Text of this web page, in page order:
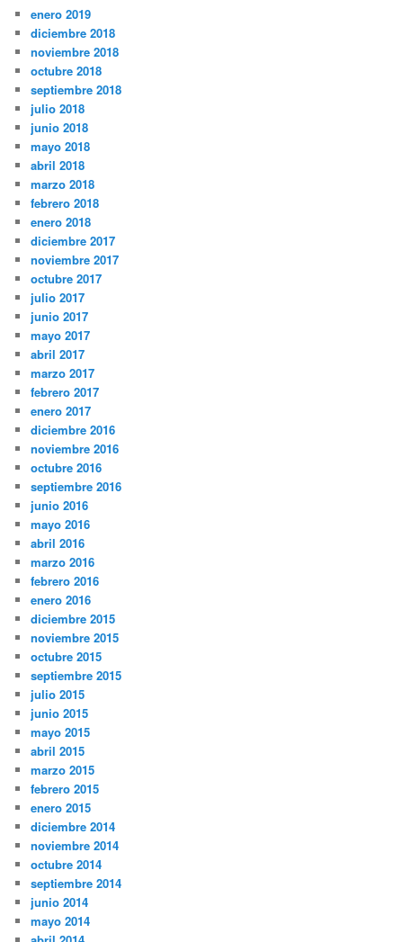
enero 2019
diciembre 2018
noviembre 2018
octubre 2018
septiembre 2018
julio 2018
junio 2018
mayo 2018
abril 2018
marzo 2018
febrero 2018
enero 2018
diciembre 2017
noviembre 2017
octubre 2017
julio 2017
junio 2017
mayo 2017
abril 2017
marzo 2017
febrero 2017
enero 2017
diciembre 2016
noviembre 2016
octubre 2016
septiembre 2016
junio 2016
mayo 2016
abril 2016
marzo 2016
febrero 2016
enero 2016
diciembre 2015
noviembre 2015
octubre 2015
septiembre 2015
julio 2015
junio 2015
mayo 2015
abril 2015
marzo 2015
febrero 2015
enero 2015
diciembre 2014
noviembre 2014
octubre 2014
septiembre 2014
junio 2014
mayo 2014